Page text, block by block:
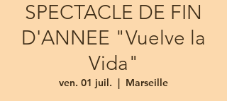
SPECTACLE DE FIN
D'ANNEE "Vuelve la
Vida"
ven. 01 juil.
  |
Marseille